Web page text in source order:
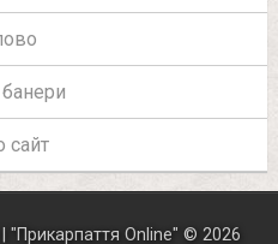
сайт
"Прикарпаття Online" © 2026